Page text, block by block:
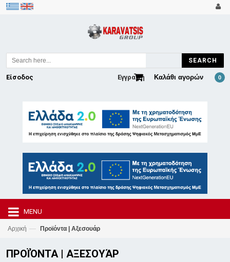
SEARCH
Καλάθι αγορών 0
Εγγραφή
Είσοδος
MENU
Αρχική — Προϊόντα | Αξεσουάρ
ΠΡΟΪΌΝΤΑ | ΑΞΕΣΟΥΆΡ